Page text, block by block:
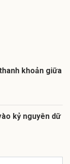
khoản giữa
kỷ nguyên dữ